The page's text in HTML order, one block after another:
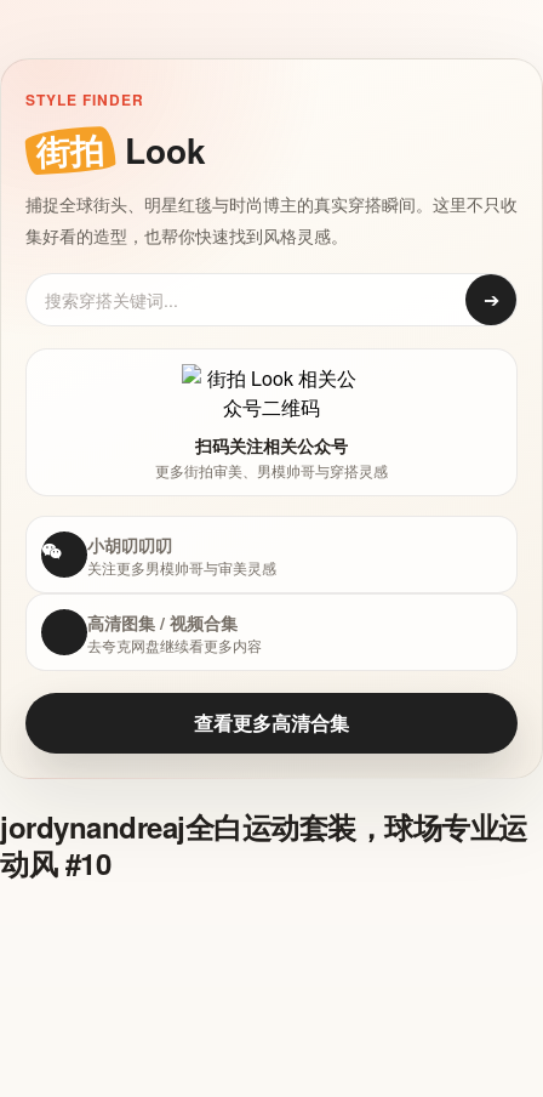
STYLE FINDER
街拍 Look
捕捉全球街头、明星红毯与时尚博主的真实穿搭瞬间。这里不只收
集好看的造型，也帮你快速找到风格灵感。
➔
扫码关注相关公众号
更多街拍审美、男模帅哥与穿搭灵感
小胡叨叨叨
关注更多男模帅哥与审美灵感
高清图集 / 视频合集
去夸克网盘继续看更多内容
查看更多高清合集
jordynandreaj全白运动套装，球场专业运
动风 #10